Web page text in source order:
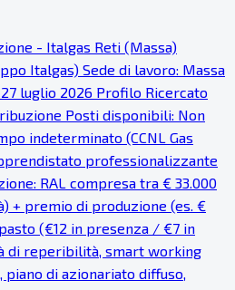
- Italgas Reti (Massa)
Italgas) Sede di lavoro: Massa
luglio 2026 Profilo Ricercato
Posti disponibili: Non
indeterminato (CCNL Gas
professionalizzante
RAL compresa tra € 33.000
+ premio di produzione (es. €
(€12 in presenza / €7 in
di reperibilità, smart working
di azionariato diffuso,